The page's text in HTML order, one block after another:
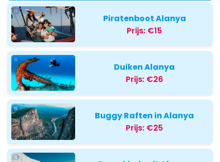
Piratenboot Alanya
Prijs: €15
Duiken Alanya
Prijs: €26
Buggy Raften in Alanya
Prijs: €25